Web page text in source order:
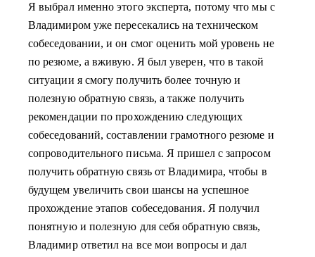
Я выбрал именно этого эксперта, потому что мы с
Владимиром уже пересекались на техническом
собеседовании, и он смог оценить мой уровень не
по резюме, а вживую. Я был уверен, что в такой
ситуации я смогу получить более точную и
полезную обратную связь, а также получить
рекомендации по прохождению следующих
собеседований, составлении грамотного резюме и
сопроводительного письма. Я пришел с запросом
получить обратную связь от Владимира, чтобы в
будущем увеличить свои шансы на успешное
прохождение этапов собеседования. Я получил
понятную и полезную для себя обратную связь,
Владимир ответил на все мои вопросы и дал